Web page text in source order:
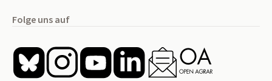
Folge uns auf